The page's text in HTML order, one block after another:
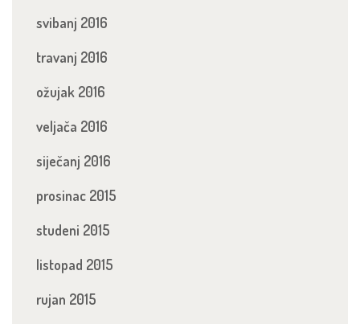
svibanj 2016
travanj 2016
ožujak 2016
veljača 2016
siječanj 2016
prosinac 2015
studeni 2015
listopad 2015
rujan 2015